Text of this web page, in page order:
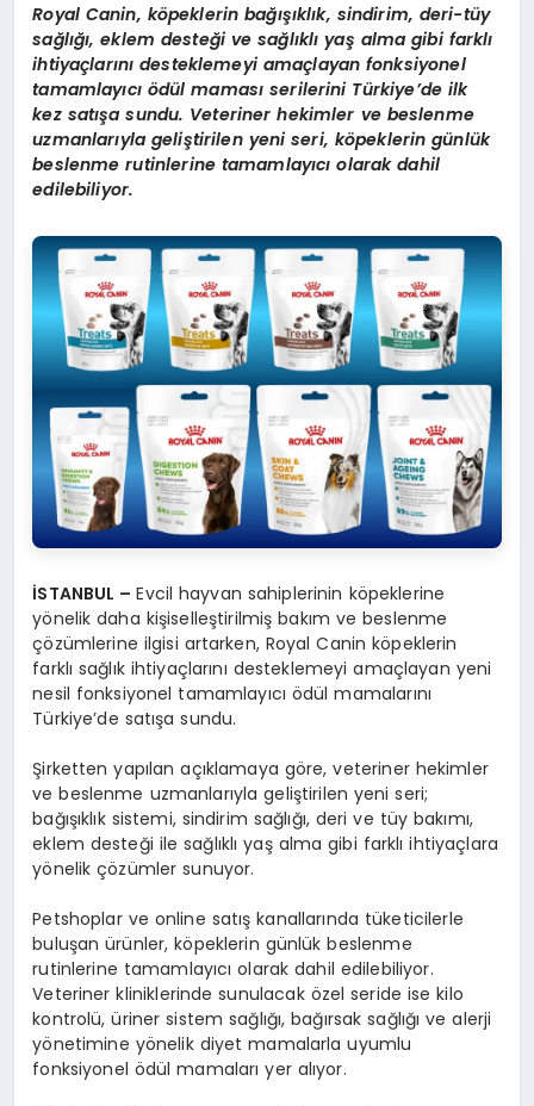
Royal Canin, köpeklerin bağışıklık, sindirim, deri-tüy
sağlığı, eklem desteği ve sağlıklı yaş alma gibi farklı
ihtiyaçlarını desteklemeyi amaçlayan fonksiyonel
tamamlayıcı ödül maması serilerini Türkiye’de ilk
kez satışa sundu. Veteriner hekimler ve beslenme
uzmanlarıyla geliştirilen yeni seri, köpeklerin günlük
beslenme rutinlerine tamamlayıcı olarak dahil
edilebiliyor.
İSTANBUL –Evcil hayvan sahiplerinin köpeklerine
yönelik daha kişiselleştirilmiş bakım ve beslenme
çözümlerine ilgisi artarken, Royal Canin köpeklerin
farklı sağlık ihtiyaçlarını desteklemeyi amaçlayan yeni
nesil fonksiyonel tamamlayıcı ödül mamalarını
Türkiye’de satışa sundu.
Şirketten yapılan açıklamaya göre, veteriner hekimler
ve beslenme uzmanlarıyla geliştirilen yeni seri;
bağışıklık sistemi, sindirim sağlığı, deri ve tüy bakımı,
eklem desteği ile sağlıklı yaş alma gibi farklı ihtiyaçlara
yönelik çözümler sunuyor.
Petshoplar ve online satış kanallarında tüketicilerle
buluşan ürünler, köpeklerin günlük beslenme
rutinlerine tamamlayıcı olarak dahil edilebiliyor.
Veteriner kliniklerinde sunulacak özel seride ise kilo
kontrolü, üriner sistem sağlığı, bağırsak sağlığı ve alerji
yönetimine yönelik diyet mamalarla uyumlu
fonksiyonel ödül mamaları yer alıyor.